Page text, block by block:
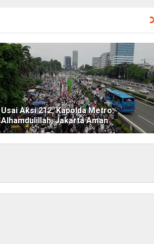
Usai Aksi 212, Kapolda Metro:
Alhamdulillah, Jakarta Aman